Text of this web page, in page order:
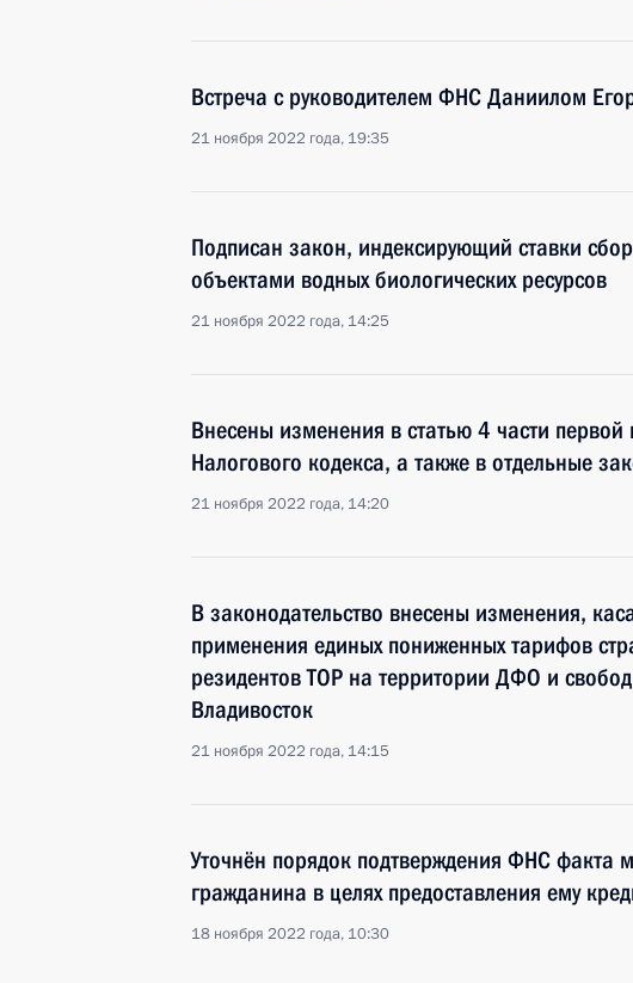
Встреча с руководителем ФНС Даниилом
21 ноября 2022 года, 19:35
Подписан закон, индексирующий ставки
объектами водных биологических ресурсов
21 ноября 2022 года, 14:25
Внесены изменения в статью 4 части первой
Налогового кодекса, а также в отдельные
21 ноября 2022 года, 14:20
В законодательство внесены изменения,
применения единых пониженных тарифов
резидентов ТОР на территории ДФО и
Владивосток
21 ноября 2022 года, 14:15
Уточнён порядок подтверждения ФНС факта
гражданина в целях предоставления ему
18 ноября 2022 года, 10:30